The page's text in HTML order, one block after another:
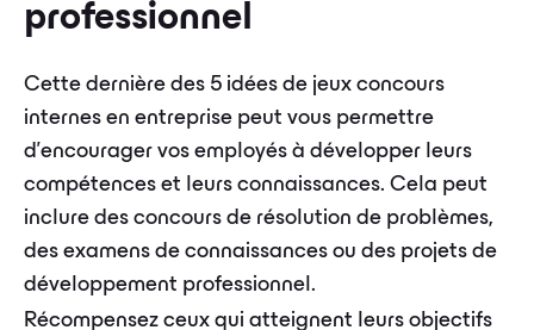
professionnel
Cette dernière des 5 idées de jeux concours
internes en entreprise peut vous permettre
d’encourager vos employés à développer leurs
compétences et leurs connaissances. Cela peut
inclure des concours de résolution de problèmes,
des examens de connaissances ou des projets de
développement professionnel.
Récompensez ceux qui atteignent leurs objectifs